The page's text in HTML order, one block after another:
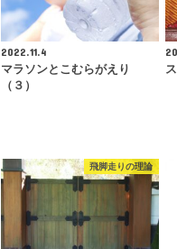
2022.11.4
マラソンとこむらがえり
（３）
飛脚走りの理論